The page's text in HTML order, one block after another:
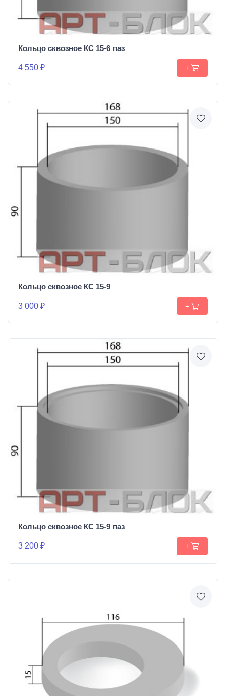
Кольцо сквозное КС 15-6 паз
4 550 ₽ +
Кольцо сквозное КС 15-9
3 000 ₽ +
Кольцо сквозное КС 15-9 паз
3 200 ₽ +